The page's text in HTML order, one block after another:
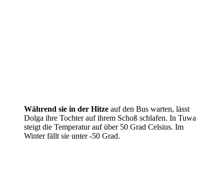
Während sie in der Hitze auf den Bus warten, lässt
Dolga ihre Tochter auf ihrem Schoß schlafen. In Tuwa
steigt die Temperatur auf über 50 Grad Celsius. Im
Winter fällt sie unter -50 Grad.